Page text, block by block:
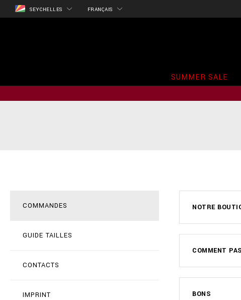
SEYCHELLES FRANÇAIS
SUMMER SALE
COMMANDES
GUIDE TAILLES
CONTACTS
IMPRINT
NOTRE
COMMENT
BONS